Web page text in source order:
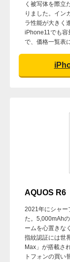
く被写体を際立
りました。イン
ラ性能が大きく
iPhone11でも容
で、価格一覧表
AQUOS R6
2021年にシャー
た。5,000mAh
ームを心置きな
指紋認証には世
Max」が搭載さ
トフォンの買い